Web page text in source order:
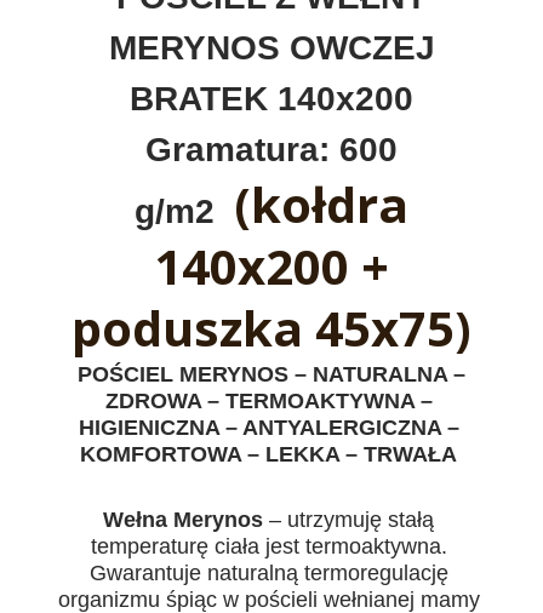
MERYNOS OWCZEJ
BRATEK 140x200
Gramatura: 600
g/m2 (kołdra
140x200 +
poduszka 45x75)
POŚCIEL MERYNOS – NATURALNA –
ZDROWA – TERMOAKTYWNA –
HIGIENICZNA – ANTYALERGICZNA –
KOMFORTOWA – LEKKA – TRWAŁA
Wełna Merynos – utrzymuję stałą
temperaturę ciała jest termoaktywna.
Gwarantuje naturalną termoregulację
organizmu śpiąc w pościeli wełnianej mamy